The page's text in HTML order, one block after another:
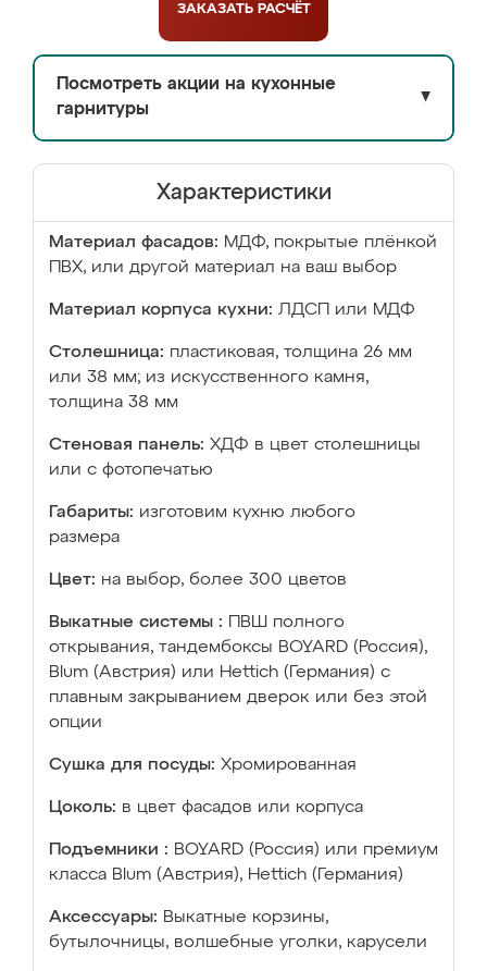
ЗАКАЗАТЬ РАСЧЁТ
Посмотреть акции на кухонные
гарнитуры
▼
Характеристики
Материал фасадов: МДФ, покрытые плёнкой
ПВХ, или другой материал на ваш выбор
Материал корпуса кухни: ЛДСП или МДФ
Столешница: пластиковая, толщина 26 мм
или 38 мм; из искусственного камня,
толщина 38 мм
Стеновая панель: ХДФ в цвет столешницы
или с фотопечатью
Габариты: изготовим кухню любого
размера
Цвет: на выбор, более 300 цветов
Выкатные системы :
ПВШ полного
открывания, тандембоксы BOYARD (Россия),
Blum (Австрия) или Hettich (Германия) с
плавным закрыванием дверок или без этой
опции
Сушка для посуды: Хромированная
Цоколь: в цвет фасадов или корпуса
Подъемники : BOYARD (Россия) или премиум
класса Blum (Австрия), Hettich (Германия)
Аксессуары: Выкатные корзины,
бутылочницы, волшебные уголки, карусели